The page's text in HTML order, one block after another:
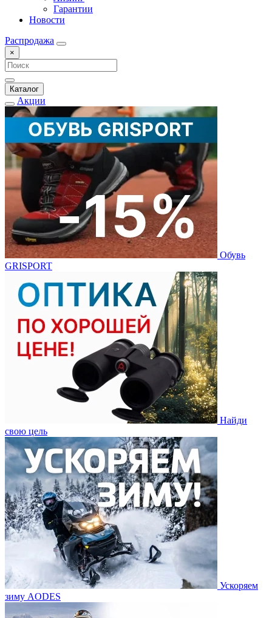
Гарантии
Новости
Распродажа
×
Каталог
Акции
Обувь
GRISPORT
Найди
свою цель
Ускоряем
зиму AODES